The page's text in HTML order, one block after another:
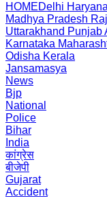
HOMEDelhi Haryana
Madhya Pradesh
Uttarakhand Punjab
Karnataka
Odisha Kerala
Jansamasya
News
Bjp
National
Police
Bihar
India
कांग्रेस
बीजेपी
Gujarat
Accident